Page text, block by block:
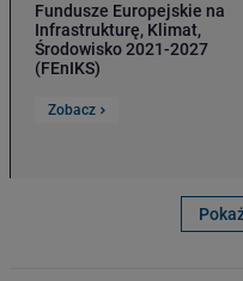
Fundusze Europejskie na
Infrastrukturę, Klimat,
Środowisko 2021-2027
(FEnIKS)
Zobacz